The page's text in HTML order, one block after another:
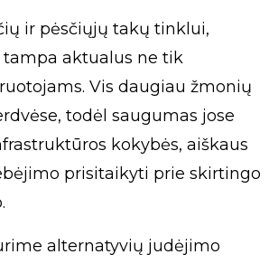
ir pėsčiųjų takų tinklui,
tampa aktualus ne tik
Vis daugiau žmonių
todėl saugumas jose
kokybės, aiškaus
prisitaikyti prie skirtingo
alternatyvių judėjimo